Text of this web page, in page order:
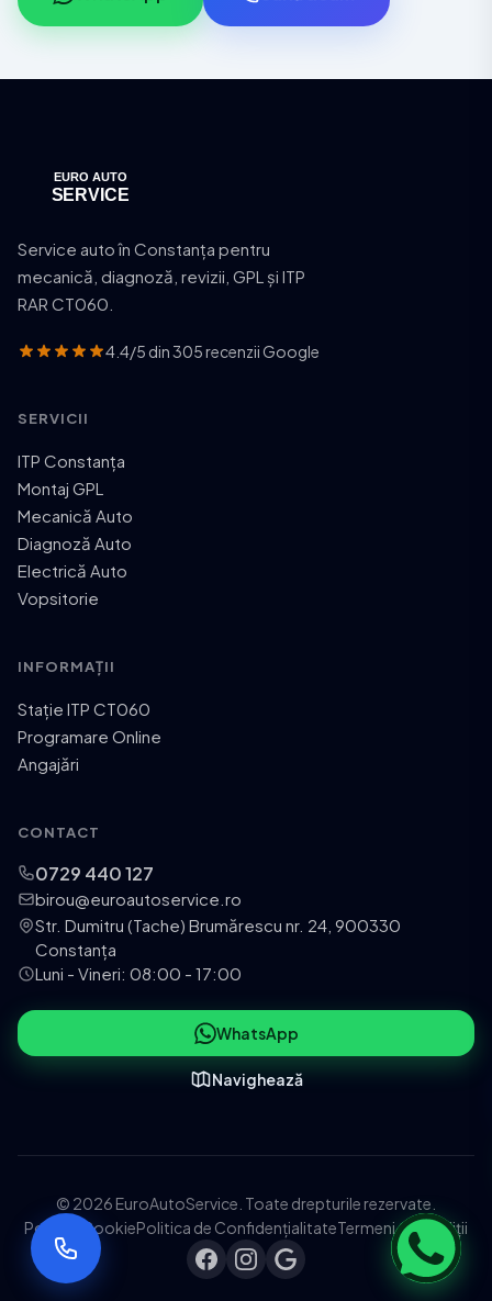
Service auto în Constanța pentru
mecanică, diagnoză, revizii, GPL și ITP
RAR CT060.
4.4/5 din 305 recenzii Google
SERVICII
ITP Constanța
Montaj GPL
Mecanică Auto
Diagnoză Auto
Electrică Auto
Vopsitorie
INFORMAȚII
Stație ITP CT060
Programare Online
Angajări
CONTACT
0729 440 127
birou@euroautoservice.ro
Str. Dumitru (Tache) Brumărescu nr. 24, 900330
Constanța
Luni - Vineri: 08:00 - 17:00
WhatsApp
Navighează
© 2026 EuroAutoService. Toate drepturile rezervate.
Politica CookiePolitica de ConfidențialitateTermeni și Condiții